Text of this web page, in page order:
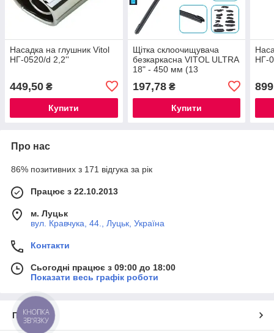
Насадка на глушник Vitol
НГ-0520/d 2,2''
449,50 ₴
Купити
Щітка склоочищувача
безкаркасна VITOL ULTRA
18" - 450 мм (13
197,78₴
Купити
НГ-
899
Про нас
86% позитивних з 171 відгука за рік
Працює з 22.10.2013
м. Луцьк
вул. Кравчука, 44., Луцьк, Україна
Контакти
Сьогодні працює з 09:00 до 18:00
Показати весь графік роботи
Про нас
КНОПКА
ЗВ'ЯЗКУ